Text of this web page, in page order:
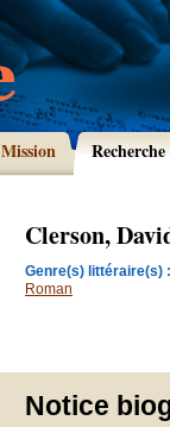
Mission Recherche
Clerson,
Genre(s) littéraire(s) :
Roman
Notice